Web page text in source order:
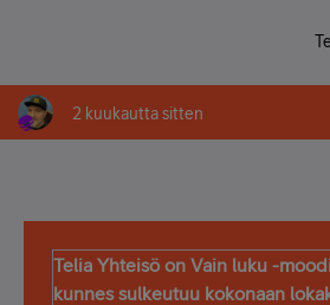
2 kuukautta sitten
Telia Yhteisö on Vain luku -
kunnes sulkeutuu kokonaan